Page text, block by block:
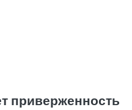
приверженность